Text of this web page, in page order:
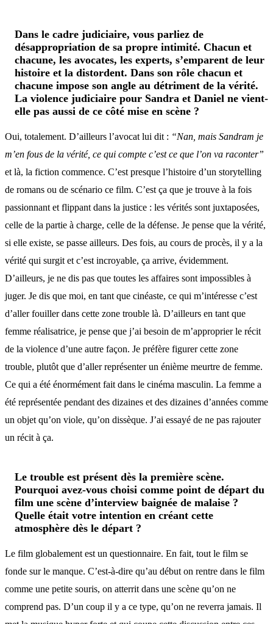
Dans le cadre judiciaire, vous parliez de
désappropriation de sa propre intimité. Chacun et
chacune, les avocates, les experts, s’emparent de leur
histoire et la distordent. Dans son rôle chacun et
chacune impose son angle au détriment de la vérité.
La violence judiciaire pour Sandra et Daniel ne vient-
elle pas aussi de ce côté mise en scène ?
Oui, totalement. D’ailleurs l’avocat lui dit : “Nan, mais Sandram je
m’en fous de la vérité, ce qui compte c’est ce que l’on va raconter”
et là, la fiction commence. C’est presque l’histoire d’un storytelling
de romans ou de scénario ce film. C’est ça que je trouve à la fois
passionnant et flippant dans la justice : les vérités sont juxtaposées,
celle de la partie à charge, celle de la défense. Je pense que la vérité,
si elle existe, se passe ailleurs. Des fois, au cours de procès, il y a la
vérité qui surgit et c’est incroyable, ça arrive, évidemment.
D’ailleurs, je ne dis pas que toutes les affaires sont impossibles à
juger. Je dis que moi, en tant que cinéaste, ce qui m’intéresse c’est
d’aller fouiller dans cette zone trouble là. D’ailleurs en tant que
femme réalisatrice, je pense que j’ai besoin de m’approprier le récit
de la violence d’une autre façon. Je préfère figurer cette zone
trouble, plutôt que d’aller représenter un énième meurtre de femme.
Ce qui a été énormément fait dans le cinéma masculin. La femme a
été représentée pendant des dizaines et des dizaines d’années comme
un objet qu’on viole, qu’on dissèque. J’ai essayé de ne pas rajouter
un récit à ça.
Le trouble est présent dès la première scène.
Pourquoi avez-vous choisi comme point de départ du
film une scène d’interview baignée de malaise ?
Quelle était votre intention en créant cette
atmosphère dès le départ ?
Le film globalement est un questionnaire. En fait, tout le film se
fonde sur le manque. C’est-à-dire qu’au début on rentre dans le film
comme une petite souris, on atterrit dans une scène qu’on ne
comprend pas. D’un coup il y a ce type, qu’on ne reverra jamais. Il